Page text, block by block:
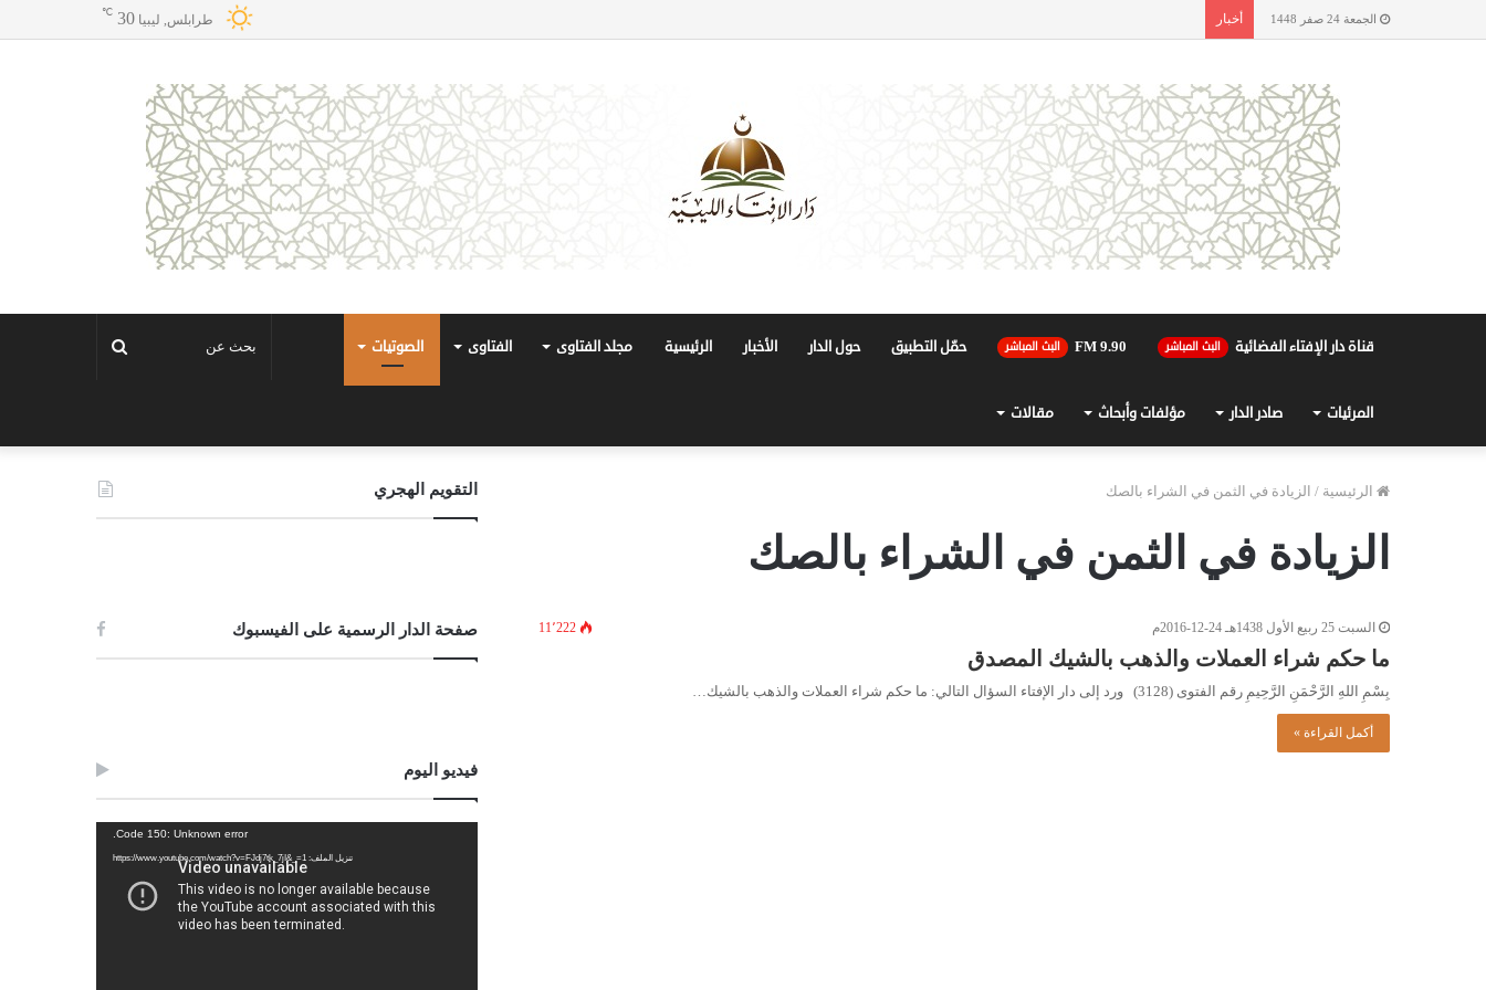
الجمعة 24 صفر 1448 أخبار طرابلس, ليبيا 30
℃
قناة دار الإفتاء الفضائية البث المباشر 90.FM 9 البث المباشر حمّل التطبيق حول الدار الأخبار الرئيسية مجلد الفتاوى الفتاوى الصوتيات
المرئيات صادر الدار مؤلفات وأبحاث مقالات
الرئيسية / الزيادة في الثمن في الشراء بالصك
الزيادة في الثمن في الشراء بالصك
السبت 25 ربيع الأول 1438هـ 24-12-2016م 11٬222
ما حكم شراء العملات والذهب بالشيك المصدق
بِسْمِ اللهِ الرَّحْمَنِ الرَّحِيمِ رقم الفتوى (3128) ورد إلى دار الإفتاء السؤال التالي: ما حكم شراء العملات والذهب بالشيك…
أكمل القراءة »
التقويم الهجري
صفحة الدار الرسمية على الفيسبوك
فيديو اليوم
Code 150: Unknown error.
تنزيل الملف: https://www.youtube.com/watch?v=FJdj7tk_7jI&_=1